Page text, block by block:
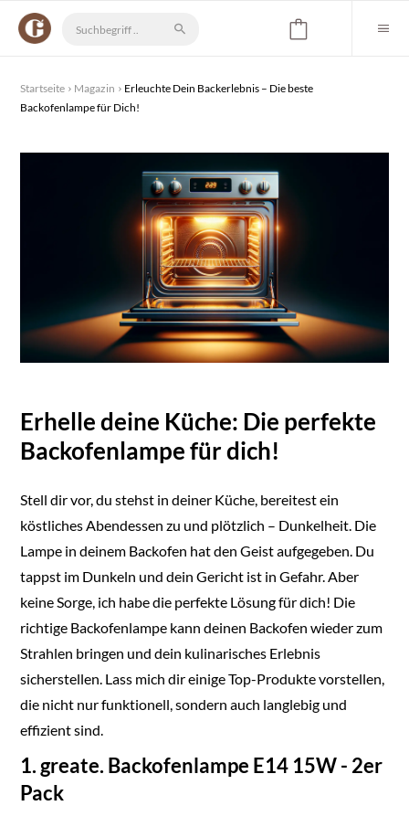
Startseite Magazin
Erleuchte Dein Backerlebnis – Die beste
Backofenlampe für Dich!
Erhelle deine Küche: Die perfekte
Backofenlampe für dich!
Stell dir vor, du stehst in deiner Küche, bereitest ein
köstliches Abendessen zu und plötzlich – Dunkelheit. Die
Lampe in deinem Backofen hat den Geist aufgegeben. Du
tappst im Dunkeln und dein Gericht ist in Gefahr. Aber
keine Sorge, ich habe die perfekte Lösung für dich! Die
richtige Backofenlampe kann deinen Backofen wieder zum
Strahlen bringen und dein kulinarisches Erlebnis
sicherstellen. Lass mich dir einige Top-Produkte vorstellen,
die nicht nur funktionell, sondern auch langlebig und
effizient sind.
1. greate. Backofenlampe E14 15W - 2er
Pack